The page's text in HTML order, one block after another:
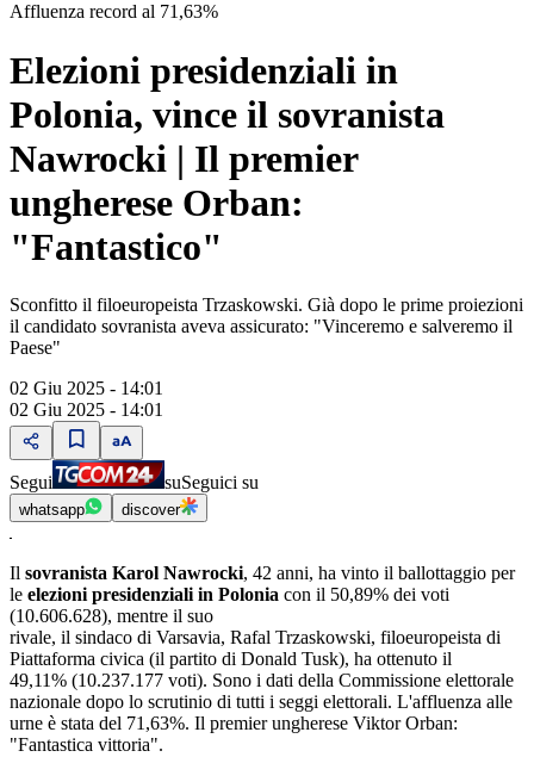
Affluenza record al 71,63%
Elezioni presidenziali in
Polonia, vince il sovranista
Nawrocki | Il premier
ungherese Orban:
"Fantastico"
Sconfitto il filoeuropeista Trzaskowski. Già dopo le prime proiezioni
il candidato sovranista aveva assicurato: "Vinceremo e salveremo il
Paese"
02 Giu 2025 - 14:01
02 Giu 2025 - 14:01
Segui suSeguici su
whatsapp discover
Il sovranista Karol Nawrocki, 42 anni, ha vinto il ballottaggio per
le elezioni presidenziali in Polonia con il 50,89% dei voti
(10.606.628), mentre il suo
rivale, il sindaco di Varsavia, Rafal Trzaskowski, filoeuropeista di
Piattaforma civica (il partito di Donald Tusk), ha ottenuto il
49,11% (10.237.177 voti). Sono i dati della Commissione elettorale
nazionale dopo lo scrutinio di tutti i seggi elettorali. L'affluenza alle
urne è stata del 71,63%. Il premier ungherese Viktor Orban:
"Fantastica vittoria".